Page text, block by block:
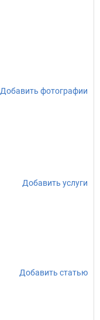
Добавить фотографии
Добавить услуги
Добавить статью